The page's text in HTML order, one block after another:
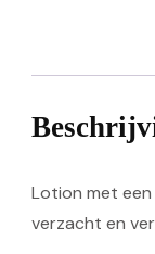
Lotion met
verzacht en